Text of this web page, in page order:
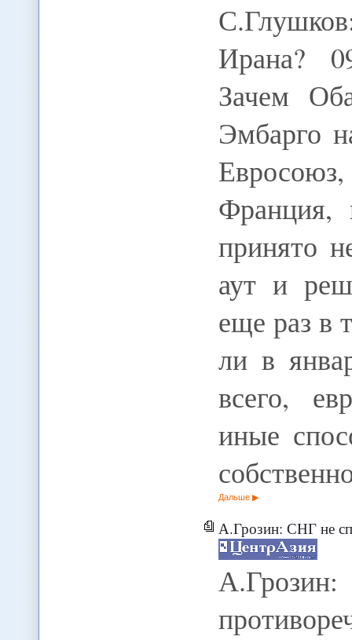
Ирана?
Зачем
Эмбарго
Франция,
принято
аут и
еще раз в
ли в
всего,
иные
Дальше
А.Грозин: СНГ не